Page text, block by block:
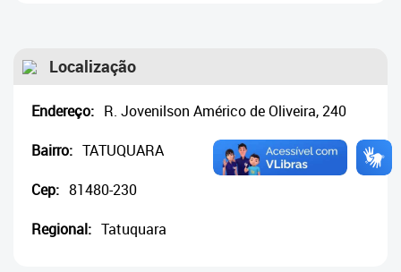
Localização
Endereço: R. Jovenilson Américo de Oliveira, 240
Bairro: TATUQUARA
Cep: 81480-230
Regional: Tatuquara